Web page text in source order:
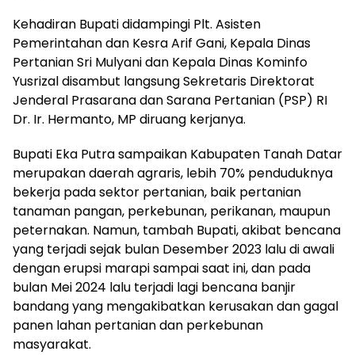
Kehadiran Bupati didampingi Plt. Asisten
Pemerintahan dan Kesra Arif Gani, Kepala Dinas
Pertanian Sri Mulyani dan Kepala Dinas Kominfo
Yusrizal disambut langsung Sekretaris Direktorat
Jenderal Prasarana dan Sarana Pertanian (PSP) RI
Dr. Ir. Hermanto, MP diruang kerjanya.
Bupati Eka Putra sampaikan Kabupaten Tanah Datar
merupakan daerah agraris, lebih 70% penduduknya
bekerja pada sektor pertanian, baik pertanian
tanaman pangan, perkebunan, perikanan, maupun
peternakan. Namun, tambah Bupati, akibat bencana
yang terjadi sejak bulan Desember 2023 lalu di awali
dengan erupsi marapi sampai saat ini, dan pada
bulan Mei 2024 lalu terjadi lagi bencana banjir
bandang yang mengakibatkan kerusakan dan gagal
panen lahan pertanian dan perkebunan
masyarakat.